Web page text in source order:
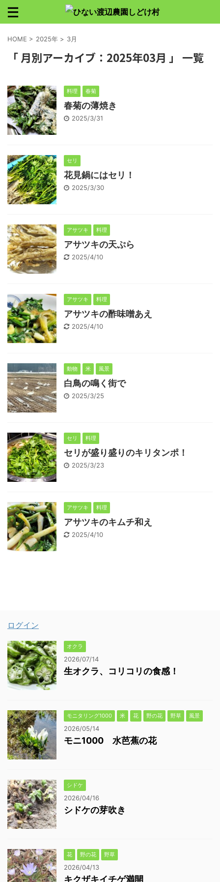
HOME > 2025年 > 3月
「 月別アーカイブ：2025年03月 」 一覧
料理 春菊
春菊の薄焼き
2025/3/31
セリ
花見鍋にはセリ！
2025/3/30
アサツキ 料理
アサツキの天ぷら
2025/4/10
アサツキ 料理
アサツキの酢味噌あえ
2025/4/10
動物 米 風景
白鳥の鳴く街で
2025/3/25
セリ 料理
セリが盛り盛りのキリタンポ！
2025/3/23
アサツキ 料理
アサツキのキムチ和え
2025/4/10
ログイン
オクラ
2026/07/14
生オクラ、コリコリの食感！
モニタリング1000 米 花 野の花 野草 風景
2026/05/14
モニ1000 水芭蕉の花
シドケ
2026/04/16
シドケの芽吹き
花 野の花 野草
2026/04/13
キクザキイチゲ満開